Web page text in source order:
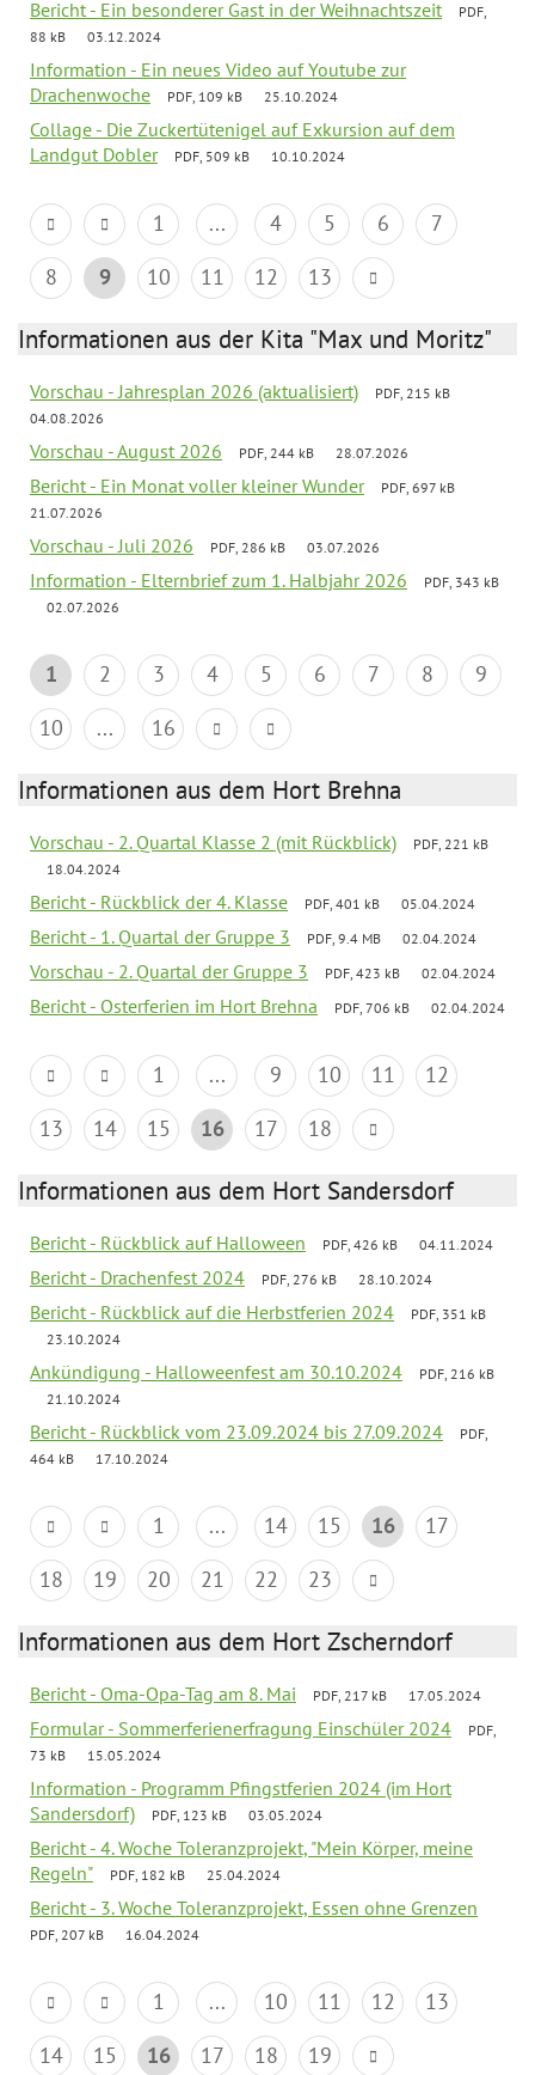
Bericht - Ein besonderer Gast in der Weihnachtszeit
PDF,
88 kB
03.12.2024
Information - Ein neues Video auf Youtube zur
Drachenwoche
PDF, 109 kB 25.10.2024
Collage - Die Zuckertütenigel auf Exkursion auf dem
Landgut Dobler
PDF, 509 kB 10.10.2024
1 ... 4 5 6
7
8
9 10 11 12 13
Informationen aus der Kita "Max und Moritz"
Vorschau - Jahresplan 2026 (aktualisiert)
PDF, 215 kB
04.08.2026
Vorschau - August 2026 PDF, 244 kB 28.07.2026
Bericht - Ein Monat voller kleiner Wunder
PDF, 697 kB
21.07.2026
Vorschau - Juli 2026 PDF, 286 kB 03.07.2026
Information - Elternbrief zum 1. Halbjahr 2026
PDF, 343 kB
02.07.2026
1 2 3 4 5 6 7 8
9
10
... 16
Informationen aus dem Hort Brehna
Vorschau - 2. Quartal Klasse 2 (mit Rückblick)
PDF, 221 kB
18.04.2024
Bericht - Rückblick der 4. Klasse PDF, 401 kB 05.04.2024
Bericht - 1. Quartal der Gruppe 3 PDF, 9.4 MB 02.04.2024
Vorschau - 2. Quartal der Gruppe 3 PDF, 423 kB 02.04.2024
Bericht - Osterferien im Hort Brehna PDF, 706 kB 02.04.2024
1 ... 9 10 11
12
13
14 15 16 17 18
Informationen aus dem Hort Sandersdorf
Bericht - Rückblick auf Halloween PDF, 426 kB 04.11.2024
Bericht - Drachenfest 2024 PDF, 276 kB 28.10.2024
Bericht - Rückblick auf die Herbstferien 2024
PDF, 351 kB
23.10.2024
Ankündigung - Halloweenfest am 30.10.2024
PDF, 216 kB
21.10.2024
Bericht - Rückblick vom 23.09.2024 bis 27.09.2024
PDF,
464 kB
17.10.2024
1 ... 14 15 16
17
18
19 20 21 22 23
Informationen aus dem Hort Zscherndorf
Bericht - Oma-Opa-Tag am 8. Mai PDF, 217 kB 17.05.2024
Formular - Sommerferienerfragung Einschüler 2024
PDF,
73 kB
15.05.2024
Information - Programm Pfingstferien 2024 (im Hort
Sandersdorf)
PDF, 123 kB 03.05.2024
Bericht - 4. Woche Toleranzprojekt, "Mein Körper, meine
Regeln"
PDF, 182 kB 25.04.2024
Bericht - 3. Woche Toleranzprojekt, Essen ohne Grenzen
PDF, 207 kB 16.04.2024
1 ... 10 11 12
13
14
15 16 17 18 19